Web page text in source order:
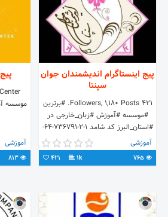
پیج اینستاگرام اندیشمندان جوان
سپنتا
421 Followers, 1,180 Posts. #برترین
#موسسه #آموزش #زبان_خارجی در
#استان_البرز کد شامد 1-2-736791-64-
آموزشی
1k
421
موسسه
آموزشی